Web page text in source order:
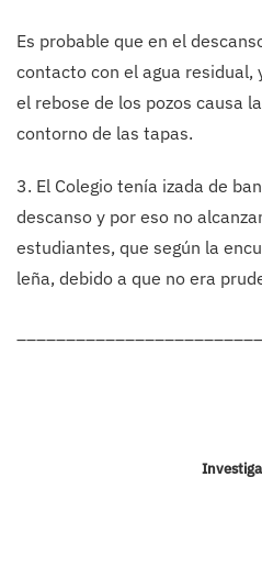
Es probable que en el
contacto con el agua
el rebose de los pozos causa
contorno de las tapas.
3. El Colegio tenía izada de
descanso y por eso no
estudiantes, que según la
leña, debido a que no era